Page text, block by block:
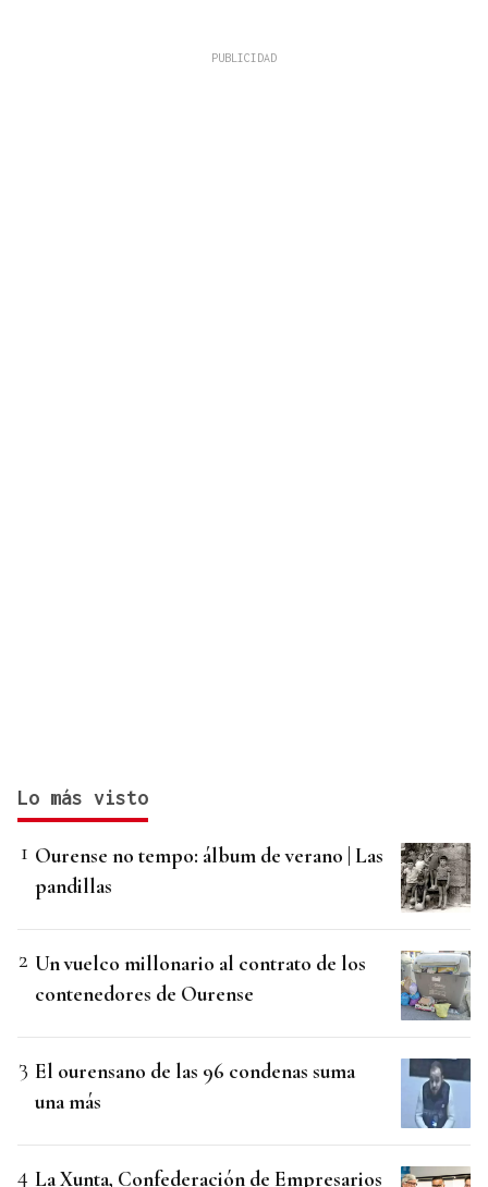
Lo más visto
Ourense no tempo: álbum de verano | Las
pandillas
Un vuelco millonario al contrato de los
contenedores de Ourense
El ourensano de las 96 condenas suma
una más
La Xunta, Confederación de Empresarios